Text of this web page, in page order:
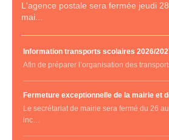
L'agence postale sera fermée jeudi
mai...
Information transports scolaires 2026/
Afin de préparer l’organisation des
Fermeture exceptionnelle de la mairie et
Le secrétariat de mairie sera fermé du 26
inc…